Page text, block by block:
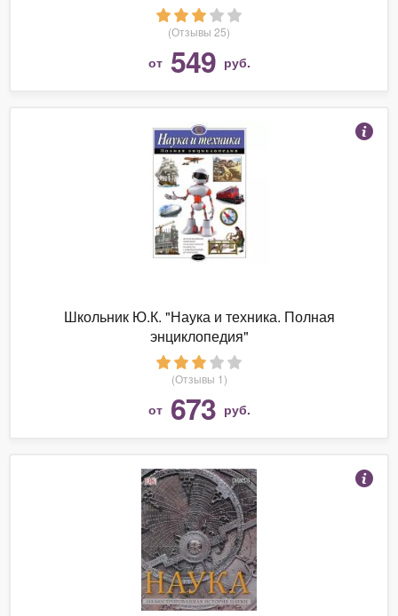
(Отзывы 25)
от 549 руб.
Школьник Ю.К. "Наука и техника. Полная
энциклопедия"
(Отзывы 1)
от 673 руб.